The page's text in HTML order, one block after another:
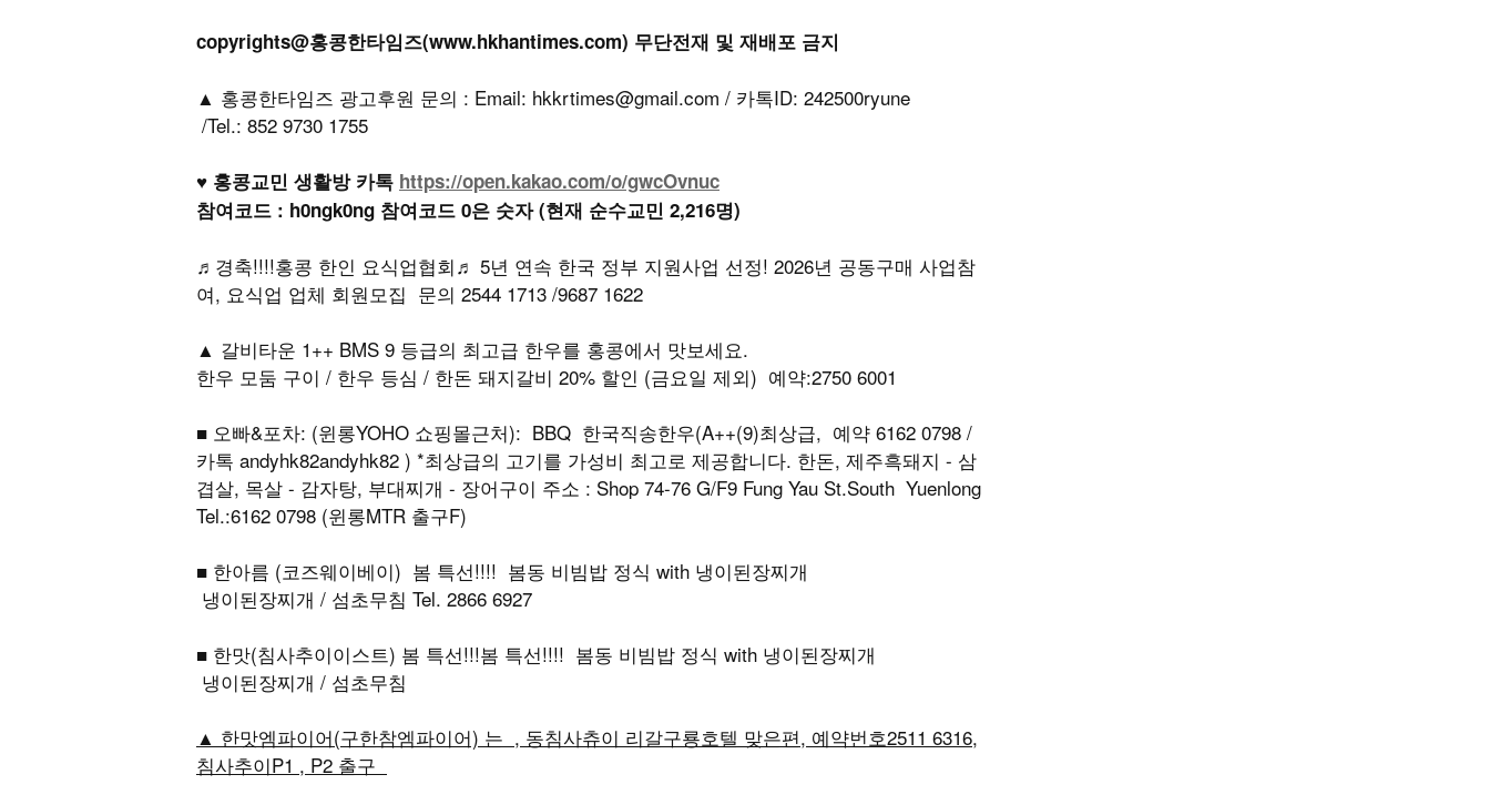
copyrights@홍콩한타임즈(www.hkhantimes.com) 무단전재 및 재배포 금지
▲ 홍콩한타임즈 광고후원 문의 : Email: hkkrtimes@gmail.com / 카톡ID: 242500ryune
/Tel.: 852 9730 1755
♥ 홍콩교민 생활방 카톡 https://open.kakao.com/o/gwcOvnuc
참여코드 : h0ngk0ng 참여코드 0은 숫자 (현재 순수교민 2,216명)
♬경축!!!!홍콩 한인 요식업협회♬ 5년 연속 한국 정부 지원사업 선정! 2026년 공동구매 사업참
여, 요식업 업체 회원모집 문의 2544 1713 /9687 1622
▲ 갈비타운 1++ BMS 9 등급의 최고급 한우를 홍콩에서 맛보세요.
한우 모둠 구이 / 한우 등심 / 한돈 돼지갈비 20% 할인 (금요일 제외) 예약:2750 6001
■ 오빠&포차: (윈롱YOHO 쇼핑몰근처): BBQ 한국직송한우(A++(9)최상급, 예약 6162 0798 /
카톡 andyhk82andyhk82 ) *최상급의 고기를 가성비 최고로 제공합니다. 한돈, 제주흑돼지 - 삼
겹살, 목살 - 감자탕, 부대찌개 - 장어구이 주소 : Shop 74-76 G/F9 Fung Yau St.South Yuenlong
Tel.:6162 0798 (윈롱MTR 출구F)
■ 한아름 (코즈웨이베이) 봄 특선!!!! 봄동 비빔밥 정식 with 냉이된장찌개
냉이된장찌개 / 섬초무침 Tel. 2866 6927
■ 한맛(침사추이이스트) 봄 특선!!!봄 특선!!!! 봄동 비빔밥 정식 with 냉이된장찌개
냉이된장찌개 / 섬초무침
▲ 한맛엠파이어(구한참엠파이어) 는 , 동침사츄이 리갈구룡호텔 맞은편, 예약번호2511 6316,
침사추이P1 , P2 출구